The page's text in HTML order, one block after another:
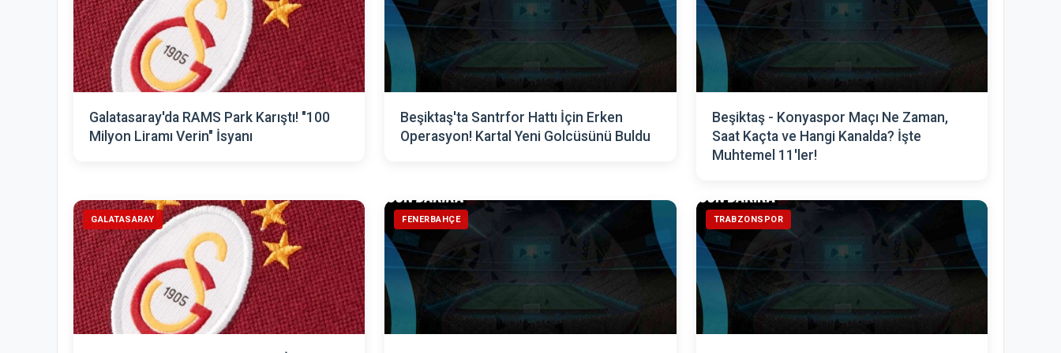
Galatasaray'da RAMS Park Karıştı! "100
Milyon Liramı Verin" İsyanı
Beşiktaş'ta Santrfor Hattı İçin Erken
Operasyon! Kartal Yeni Golcüsünü Buldu
Beşiktaş - Konyaspor Maçı Ne Zaman,
Saat Kaçta ve Hangi Kanalda? İşte
Muhtemel 11'ler!
GALATASARAY FENERBAHÇE TRABZONSPOR